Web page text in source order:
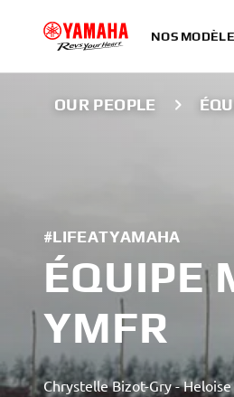
NOS
OUR PEOPLE
#LIFEATYAMAHA
ÉQUIPE
YMFR
Chrystelle Bizot-Gry -